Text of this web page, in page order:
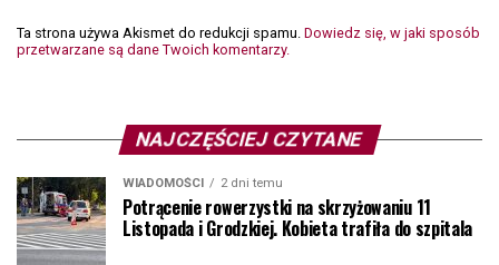
Ta strona używa Akismet do redukcji spamu. Dowiedz się, w jaki sposób
przetwarzane są dane Twoich komentarzy.
NAJCZĘŚCIEJ CZYTANE
WIADOMOŚCI 2 dni temu
Potrącenie rowerzystki na skrzyżowaniu 11
Listopada i Grodzkiej. Kobieta trafiła do szpitala